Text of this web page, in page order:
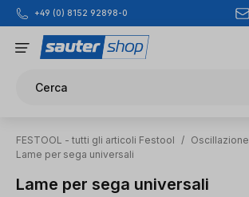
Passa al contenuto principale
+49 (0) 8152 92898-0
Cerca
FESTOOL - tutti gli articoli Festool / Oscillazione
Lame per sega universali
Lame per sega universali